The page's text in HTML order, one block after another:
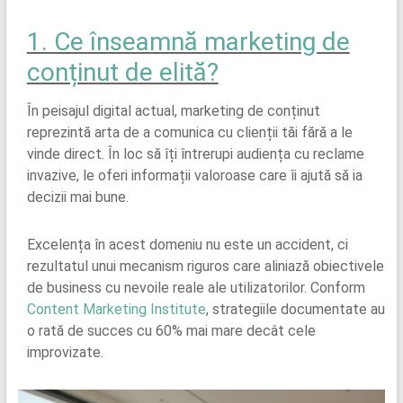
1. Ce înseamnă marketing de
conținut de elită?
În peisajul digital actual, marketing de conținut
reprezintă arta de a comunica cu clienții tăi fără a le
vinde direct. În loc să îți întrerupi audiența cu reclame
invazive, le oferi informații valoroase care îi ajută să ia
decizii mai bune.
Excelența în acest domeniu nu este un accident, ci
rezultatul unui mecanism riguros care aliniază obiectivele
de business cu nevoile reale ale utilizatorilor. Conform
Content Marketing Institute, strategiile documentate au
o rată de succes cu 60% mai mare decât cele
improvizate.